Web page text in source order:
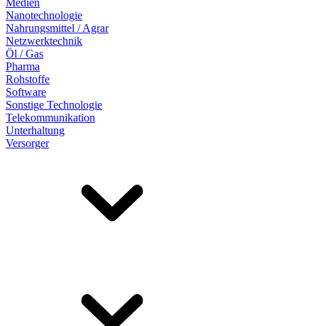
Medien
Nanotechnologie
Nahrungsmittel / Agrar
Netzwerktechnik
Öl / Gas
Pharma
Rohstoffe
Software
Sonstige Technologie
Telekommunikation
Unterhaltung
Versorger